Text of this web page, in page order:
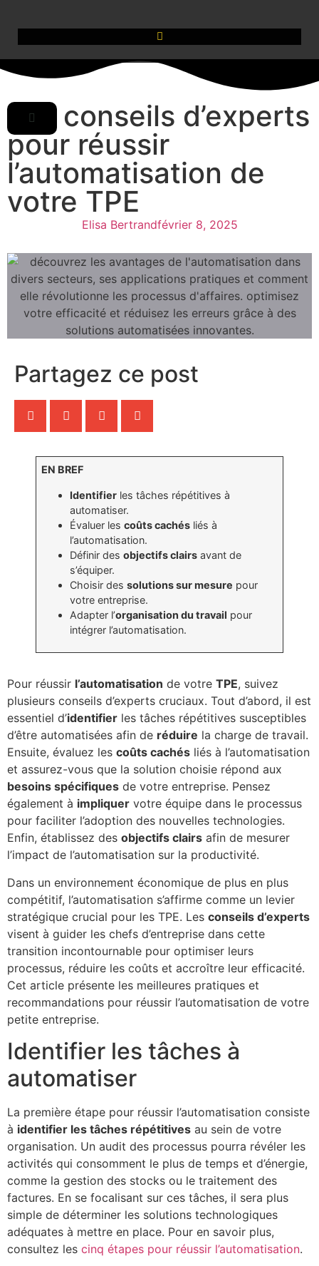
Les conseils d’experts
pour réussir
l’automatisation de
votre TPE
Elisa Bertrandfévrier 8, 2025
Partagez ce post
EN BREF
Identifier les tâches répétitives à
automatiser.
Évaluer lescoûts cachés liés à
l’automatisation.
Définir desobjectifs clairs avant de
s’équiper.
Choisir dessolutions sur mesure pour
votre entreprise.
Adapter l’organisation du travail pour
intégrer l’automatisation.
Pour réussir l’automatisation de votre TPE, suivez
plusieurs conseils d’experts cruciaux. Tout d’abord, il est
essentiel d’identifier les tâches répétitives susceptibles
d’être automatisées afin de réduire la charge de travail.
Ensuite, évaluez les coûts cachés liés à l’automatisation
et assurez-vous que la solution choisie répond aux
besoins spécifiques de votre entreprise. Pensez
également à impliquer votre équipe dans le processus
pour faciliter l’adoption des nouvelles technologies.
Enfin, établissez des objectifs clairs afin de mesurer
l’impact de l’automatisation sur la productivité.
Dans un environnement économique de plus en plus
compétitif, l’automatisation s’affirme comme un levier
stratégique crucial pour les TPE. Les conseils d’experts
visent à guider les chefs d’entreprise dans cette
transition incontournable pour optimiser leurs
processus, réduire les coûts et accroître leur efficacité.
Cet article présente les meilleures pratiques et
recommandations pour réussir l’automatisation de votre
petite entreprise.
Identifier les tâches à
automatiser
La première étape pour réussir l’automatisation consiste
à identifier les tâches répétitives au sein de votre
organisation. Un audit des processus pourra révéler les
activités qui consomment le plus de temps et d’énergie,
comme la gestion des stocks ou le traitement des
factures. En se focalisant sur ces tâches, il sera plus
simple de déterminer les solutions technologiques
adéquates à mettre en place. Pour en savoir plus,
consultez les cinq étapes pour réussir l’automatisation.